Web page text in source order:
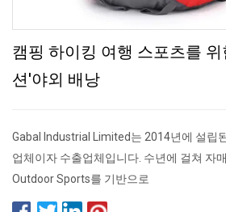
캠핑 하이킹 여행 스포츠를
션'야외 배낭
Gabal Industrial Limited는 2014년에 설립
업체이자 수출업체입니다. 수년에 걸쳐 자
Outdoor Sports를 기반으로